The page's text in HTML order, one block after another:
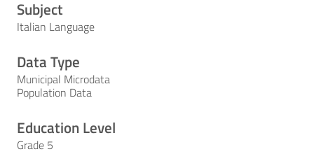
Subject
Italian Language
Data Type
Municipal Microdata
Population Data
Education Level
Grade 5